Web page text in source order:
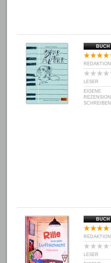
BUCH
REDAKTION
LESER
EIGENE
REZENSION
SCHREIBEN
BUCH
REDAKTION
LESER